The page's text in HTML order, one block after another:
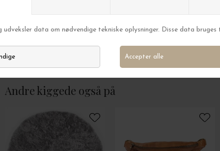
Broste Copenhagen
Kalenderlys Signature, Sølv Ø:2,7
DKK 45,00
Broste
Rustik bloklys,
Andre kiggede også på